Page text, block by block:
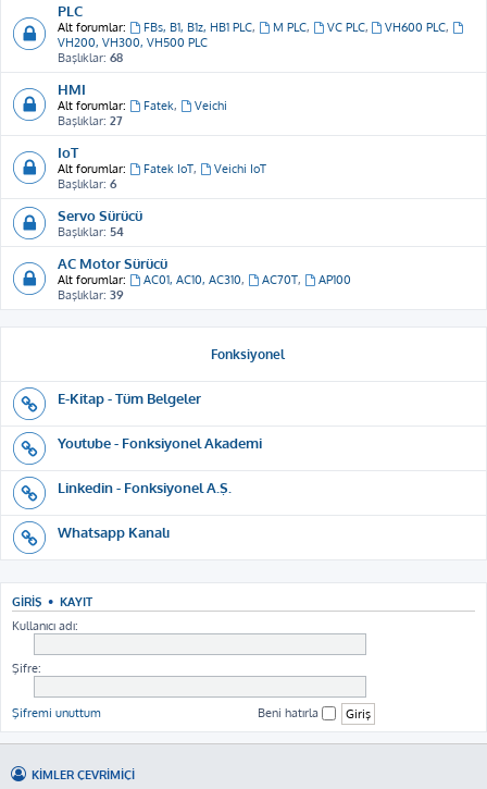
PLC
Alt forumlar: FBs, B1, B1z, HB1 PLC, M PLC, VC PLC, VH600 PLC,
VH200, VH300, VH500 PLC
Başlıklar: 68
HMI
Alt forumlar: Fatek,
Veichi
Başlıklar: 27
IoT
Alt forumlar: Fatek IoT,
Veichi IoT
Başlıklar: 6
Servo Sürücü
Başlıklar: 54
AC Motor Sürücü
Alt forumlar: AC01, AC10, AC310, AC70T,
AP100
Başlıklar: 39
Fonksiyonel
E-Kitap - Tüm Belgeler
Youtube - Fonksiyonel Akademi
Linkedin - Fonksiyonel A.Ş.
Whatsapp Kanalı
GIRIŞ • KAYIT
Kullanıcı adı:
Şifre:
Şifremi unuttum Beni hatırla
KIMLER ÇEVRIMIÇI